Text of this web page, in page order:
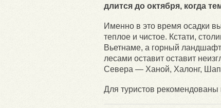
длится до октября, когда
Именно в это время осадки
теплое и чистое. Кстати,
Вьетнаме, а горный
лесами оставит оставит
Севера — Ханой, Халонг,
Для туристов